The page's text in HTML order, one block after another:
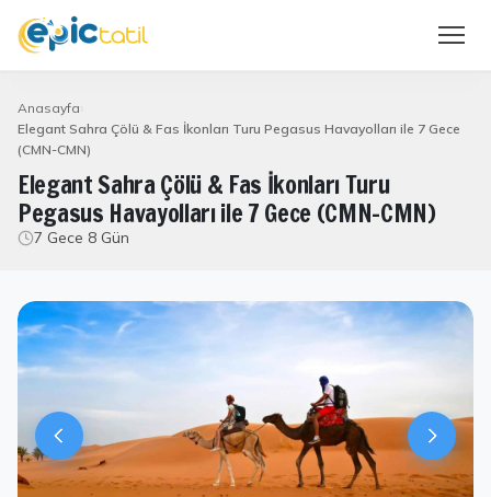
Anasayfa
Elegant Sahra Çölü & Fas İkonları Turu Pegasus Havayolları ile 7 Gece
(CMN-CMN)
Elegant Sahra Çölü & Fas İkonları Turu
Pegasus Havayolları ile 7 Gece (CMN-CMN)
7 Gece 8 Gün